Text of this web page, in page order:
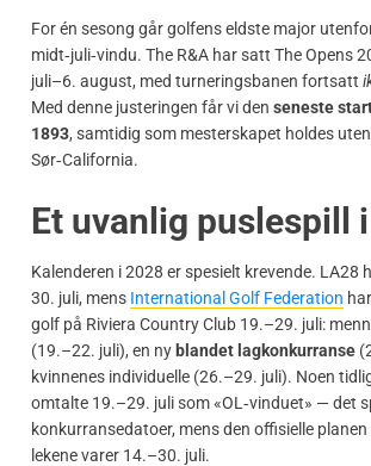
For én sesong går golfens eldste major
midt‑juli‑vindu. The R&A har satt The Opens
juli–6. august, med turneringsbanen fortsatt
Med denne justeringen får vi den seneste
1893, samtidig som mesterskapet holdes
Sør‑California.
Et uvanlig puslespill
Kalenderen i 2028 er spesielt krevende. LA28
30. juli, mens International Golf Federation
golf på Riviera Country Club 19.–29. juli:
(19.–22. juli), en ny blandet lagkonkurranse
kvinnenes individuelle (26.–29. juli). Noen
omtalte 19.–29. juli som «OL‑vinduet» — det
konkurransedatoer, mens den offisielle
lekene varer 14.–30. juli.